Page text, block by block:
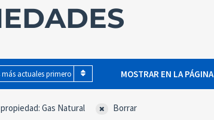
más actuales primero MOSTRAR EN LA PÁGINA
Gas Natural Borrar